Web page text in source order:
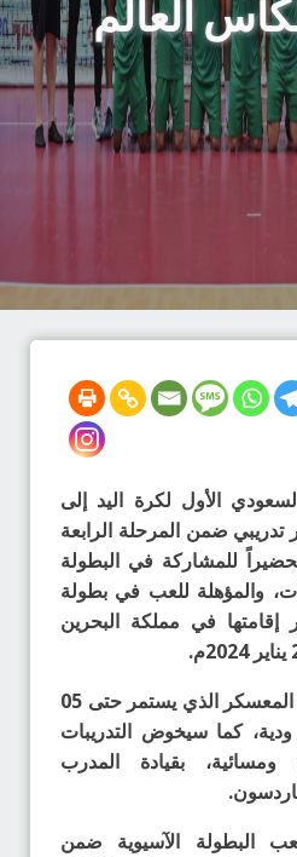
العالم
الأول لكرة اليد إلى
تدريبي ضمن المرحلة الرابعة
للمشاركة في البطولة
21 للمنتخبات، والمؤهلة للعب في بطولة
والمقرر إقامتها في مملكة البحرين
وسيخوض الأخضر خلال المعسكر الذي يستمر حتى 05
ودية، كما سيخوض التدريبات
بقيادة المدرب
البطولة الآسيوية ضمن